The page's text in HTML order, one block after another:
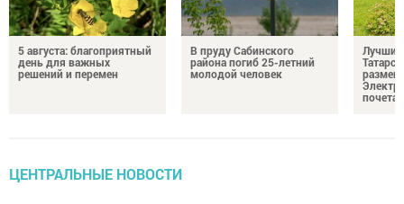
5 августа: благоприятный
день для важных
решений и перемен
В пруду Сабинского
района погиб 25-летний
молодой человек
Лучших
почета
ЦЕНТРАЛЬНЫЕ НОВОСТИ